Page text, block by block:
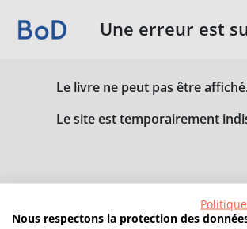
Une erreur est
Le livre ne peut pas être
Le site est temporairement
Nous respectons la protection des